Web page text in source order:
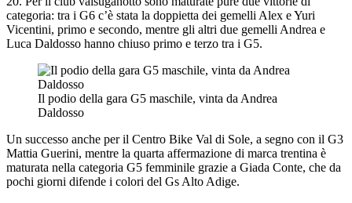
categoria: tra i G6 c’è stata la doppietta dei gemelli Alex e Yuri
Vicentini, primo e secondo, mentre gli altri due gemelli Andrea e
Luca Daldosso hanno chiuso primo e terzo tra i G5.
Il podio della gara G5 maschile, vinta da Andrea
Daldosso
Un successo anche per il Centro Bike Val di Sole, a segno con il G3
Mattia Guerini, mentre la quarta affermazione di marca trentina è
maturata nella categoria G5 femminile grazie a Giada Conte, che da
pochi giorni difende i colori del Gs Alto Adige.